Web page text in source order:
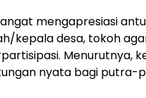
mengapresiasi
kepala desa, tokoh
Menurutnya,
nyata bagi putra-